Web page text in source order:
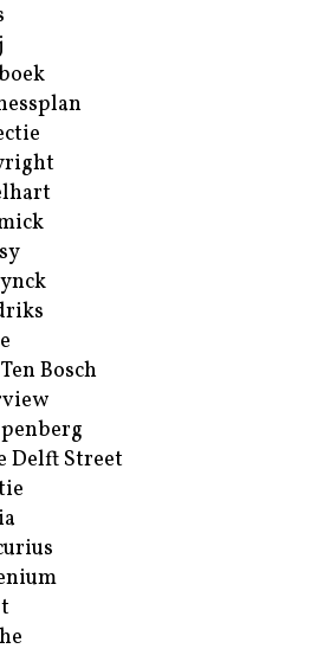
Bosch
Delft Street